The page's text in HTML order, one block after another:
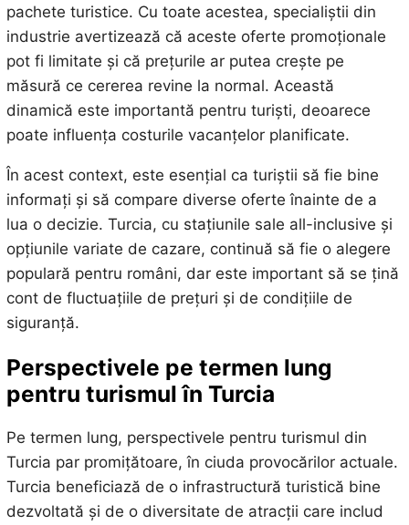
pachete turistice. Cu toate acestea, specialiștii din
industrie avertizează că aceste oferte promoționale
pot fi limitate și că prețurile ar putea crește pe
măsură ce cererea revine la normal. Această
dinamică este importantă pentru turiști, deoarece
poate influența costurile vacanțelor planificate.
În acest context, este esențial ca turiștii să fie bine
informați și să compare diverse oferte înainte de a
lua o decizie. Turcia, cu stațiunile sale all-inclusive și
opțiunile variate de cazare, continuă să fie o alegere
populară pentru români, dar este important să se țină
cont de fluctuațiile de prețuri și de condițiile de
siguranță.
Perspectivele pe termen lung
pentru turismul în Turcia
Pe termen lung, perspectivele pentru turismul din
Turcia par promițătoare, în ciuda provocărilor actuale.
Turcia beneficiază de o infrastructură turistică bine
dezvoltată și de o diversitate de atracții care includ